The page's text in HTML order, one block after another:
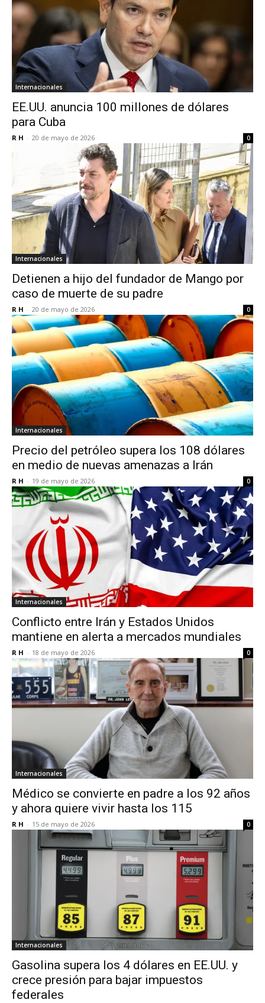
Internacionales
EE.UU. anuncia 100 millones de dólares
para Cuba
R H - 20 de mayo de 2026 0
Internacionales
Detienen a hijo del fundador de Mango por
caso de muerte de su padre
R H - 20 de mayo de 2026 0
Internacionales
Precio del petróleo supera los 108 dólares
en medio de nuevas amenazas a Irán
R H - 19 de mayo de 2026 0
Internacionales
Conflicto entre Irán y Estados Unidos
mantiene en alerta a mercados mundiales
R H - 18 de mayo de 2026 0
Internacionales
Médico se convierte en padre a los 92 años
y ahora quiere vivir hasta los 115
R H - 15 de mayo de 2026 0
Internacionales
Gasolina supera los 4 dólares en EE.UU. y
crece presión para bajar impuestos
federales